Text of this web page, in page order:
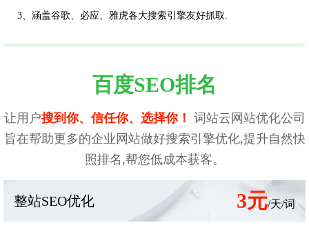
3、涵盖谷歌、必应、雅虎各大搜索引擎友好抓取.
百度SEO排名
让用户搜到你、信任你、选择你！ 词站云网站优化公司
旨在帮助更多的企业网站做好搜索引擎优化,提升自然快
照排名,帮您低成本获客。
整站SEO优化 3元/天/词